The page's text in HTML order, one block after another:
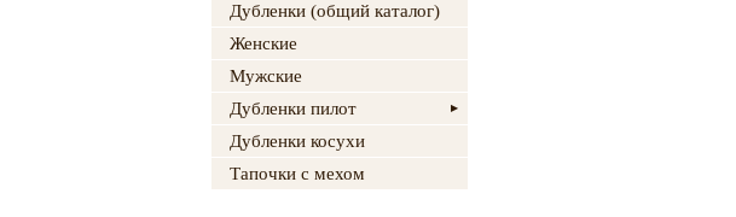
Дубленки (общий каталог)
Женские
Мужские
Дубленки пилот
Дубленки косухи
Тапочки с мехом